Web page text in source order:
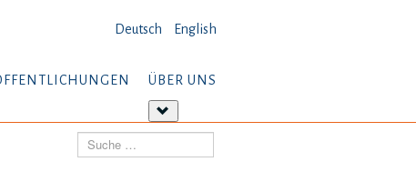
Deutsch English
ÜBER UNS
Informationen:
uns
Suchen